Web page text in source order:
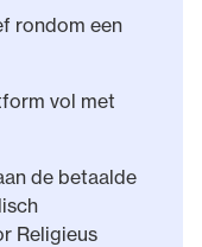
rondom een
vol met
de betaalde
Religieus